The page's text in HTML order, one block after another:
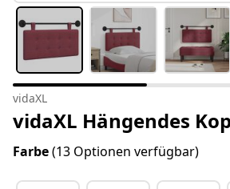
vidaXL
vidaXL Hängendes
Farbe(13 Optionen verfügbar)